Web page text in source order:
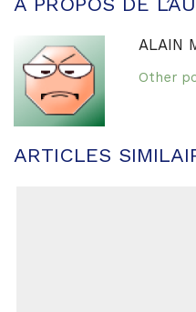
ALAIN
Other
ARTICLES